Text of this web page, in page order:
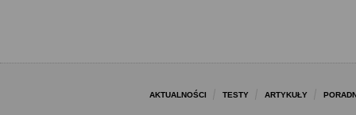
AKTUALNOŚCI TESTY ARTYKUŁY